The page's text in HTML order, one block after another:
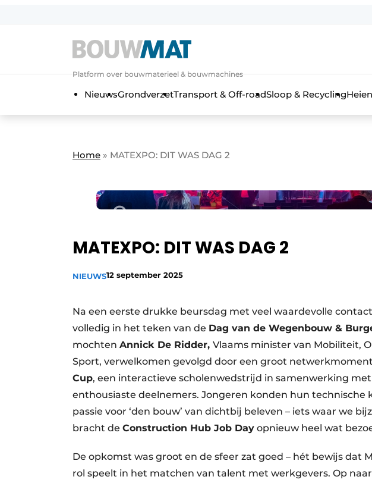
Algemene voorwaarden
BedrijvenAanmeldenAanmelden FR
Bedankt voor de aanmelding
Bedankt voor de aanmelding
Bedrijven
Bouwmat | Platform over bouwmaterieel & bouwmachines
Direct contact
Meest gelezen
Podcasts
Vacature aanmelden
Platform over bouwmaterieel & bouwmachines
NieuwsGrondverzetTransport & Off-roadSloop & Recycling
Home » MATEXPO: DIT WAS DAG 2
MATEXPO: DIT WAS DAG 2
NIEUWS12 september 2025
Na een eerste drukke beursdag met veel waardevolle
volledig in het teken van de Dag van de Wegenbouw &
mochten Annick De Ridder, Vlaams minister van Mobiliteit,
Sport, verwelkomen gevolgd door een groot
Cup, een interactieve scholenwedstrijd in samenwerking met
enthousiaste deelnemers. Jongeren konden hun technische
passie voor ‘den bouw’ van dichtbij beleven – iets waar we
bracht de Construction Hub Job Day opnieuw heel wat
De opkomst was groot en de sfeer zat goed – hét bewijs dat
rol speelt in het matchen van talent met werkgevers. Op